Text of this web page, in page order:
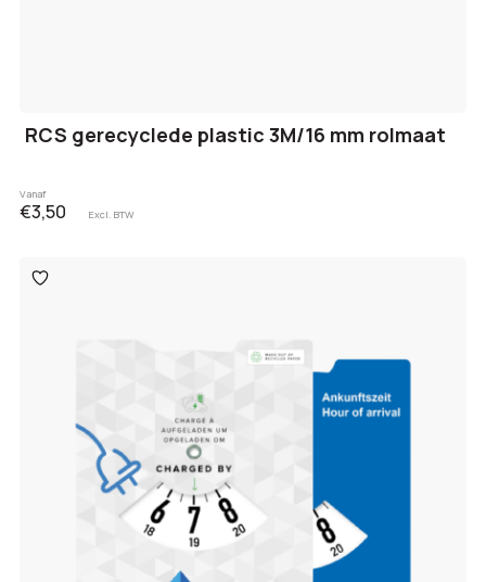
RCS gerecyclede plastic 3M/16 mm rolmaat
Vanaf
€3,50 Excl. BTW
Toevoegen
aan